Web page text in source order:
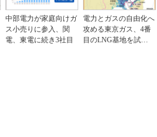
中部電力が家庭向けガ
ス小売りに参入、関
電、東電に続き3社目
電力とガスの自由化へ
攻める東京ガス、4番
目のLNG基地を試運